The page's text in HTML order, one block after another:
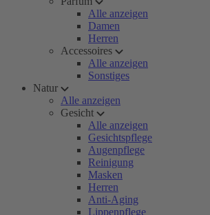
Alle anzeigen
Damen
Herren
Accessoires
Alle anzeigen
Sonstiges
Natur
Alle anzeigen
Gesicht
Alle anzeigen
Gesichtspflege
Augenpflege
Reinigung
Masken
Herren
Anti-Aging
Lippenpflege